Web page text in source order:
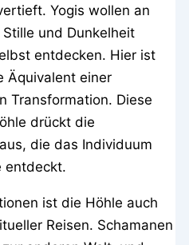
Yogis wollen an
und Dunkelheit
entdecken. Hier ist
Äquivalent einer
Transformation. Diese
drückt die
die das Individuum
entdeckt.
ist die Höhle auch
Reisen. Schamanen